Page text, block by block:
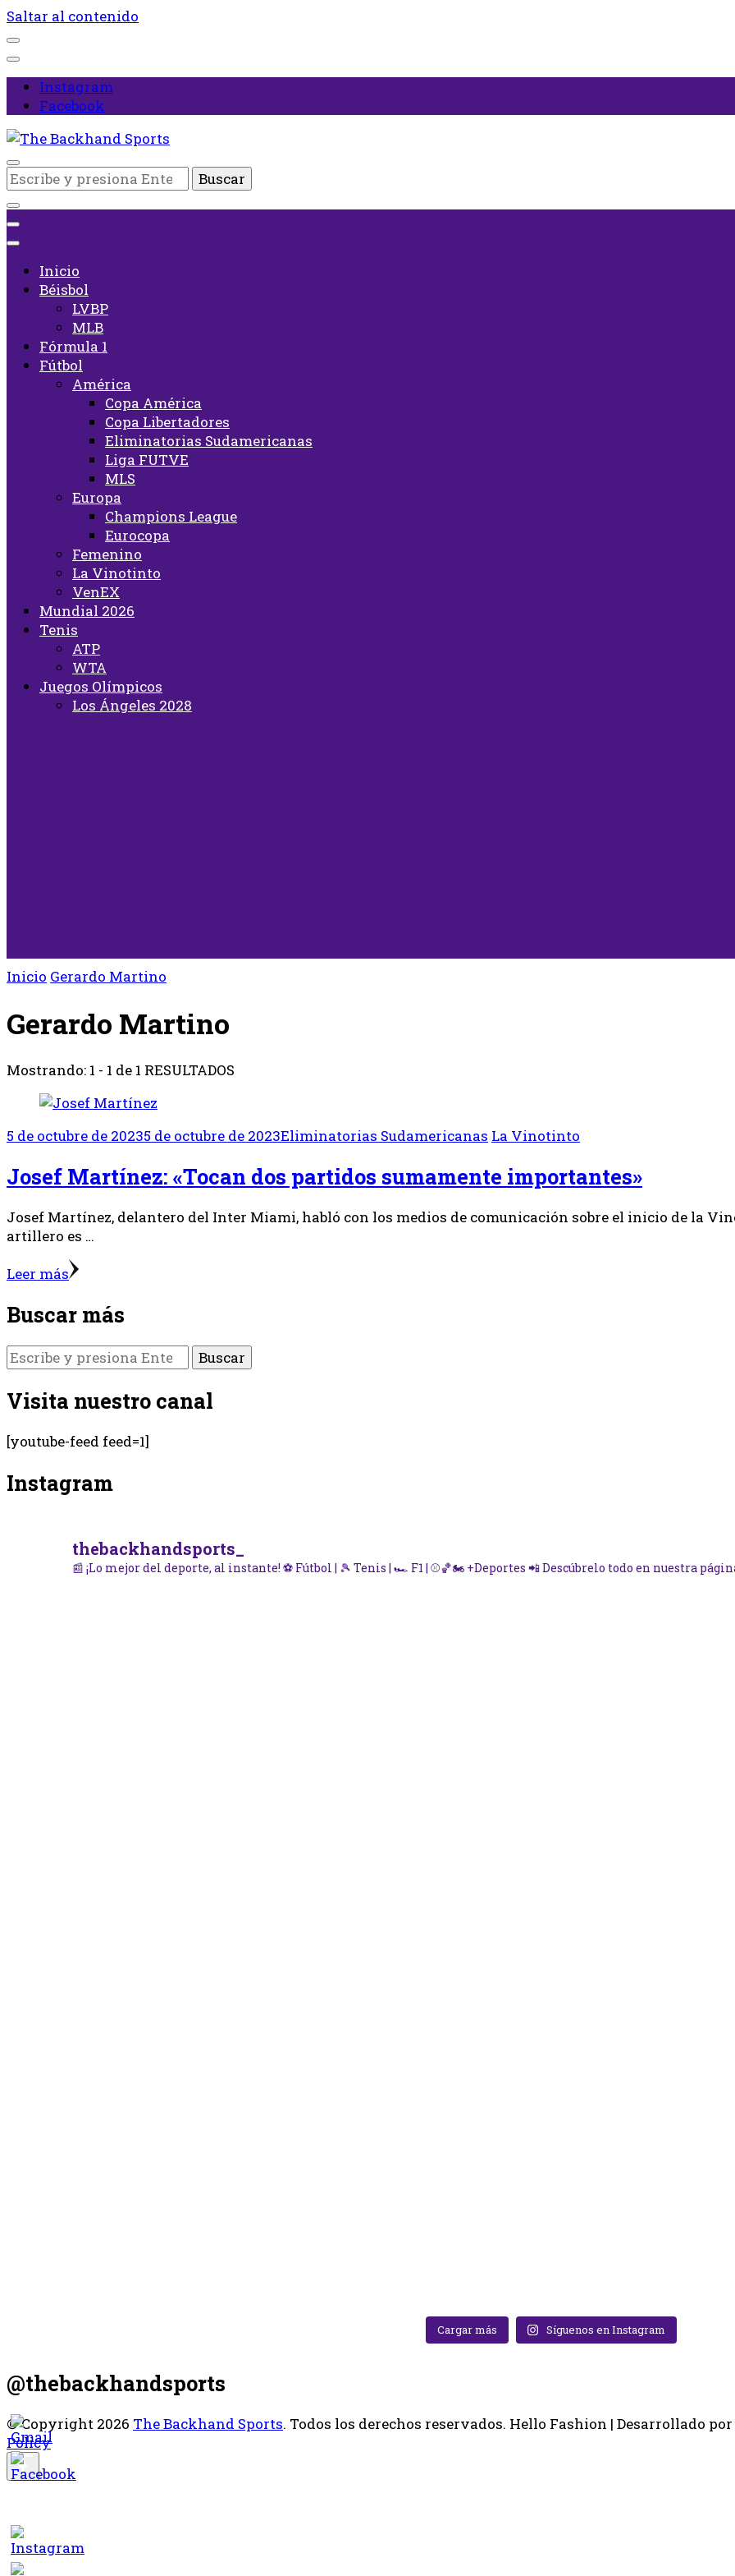
Saltar al contenido
Instagram
Facebook
The Backhand Sports
Inicio
¿Buscas
algo?
Inicio
Béisbol
LVBP
MLB
Fórmula 1
Fútbol
América
Copa América
Copa Libertadores
Eliminatorias Sudamericanas
Liga FUTVE
MLS
Europa
Champions League
Eurocopa
Femenino
La Vinotinto
VenEX
Mundial 2026
Tenis
ATP
WTA
Juegos Olímpicos
Los Ángeles 2028
Inicio Gerardo Martino
Gerardo Martino
Mostrando: 1 - 1 de 1 RESULTADOS
5 de octubre de 20235 de octubre de 2023Eliminatorias Sudamericanas La Vinotinto
Josef Martínez: «Tocan dos partidos sumamente importantes»
Josef Martínez, delantero del Inter Miami, habló con los medios de comunicación sobre el inicio de la
artillero es …
Leer más
Buscar más
¿Buscas
algo?
Visita nuestro canal
[youtube-feed feed=1]
Instagram
thebackhandsports_
📰 ¡Lo mejor del deporte, al instante! ⚽ Fútbol | 🎾 Tenis | 🏎️ F1 | ⚾🏀🏍️ +Deportes 📲 Descúbrelo todo en nuestra
Cargar más Síguenos en Instagram
@thebackhandsports
© Copyright 2026 The Backhand Sports. Todos los derechos reservados. Hello Fashion | Desarrollado por
Policy